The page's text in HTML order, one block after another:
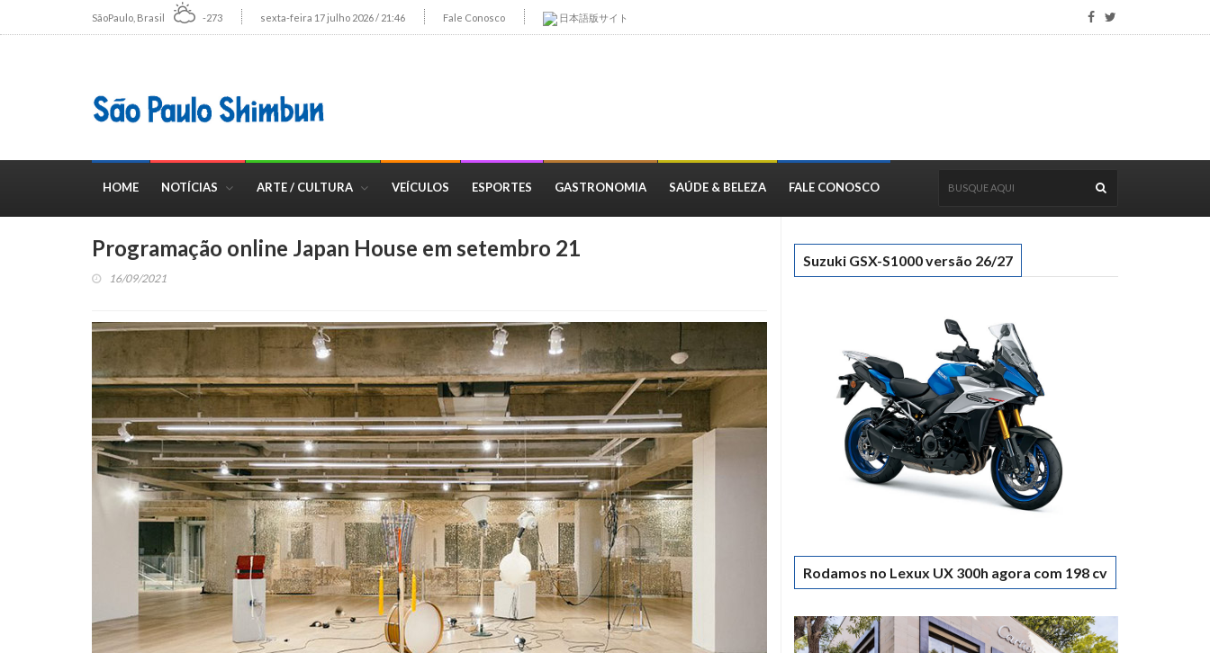
SãoPaulo, Brasil -273 sexta-feira 17 julho 2026 / 21:46 Fale Conosco 日本語版サイト
HOME NOTÍCIAS ARTE / CULTURA VEÍCULOS ESPORTES GASTRONOMIA SAÚDE & BELEZA FALE CONOSCO
Programação online Japan House em setembro 21
16/09/2021
Suzuki GSX-S1000 versão 26/27
Rodamos no Lexux UX 300h agora com 198 cv